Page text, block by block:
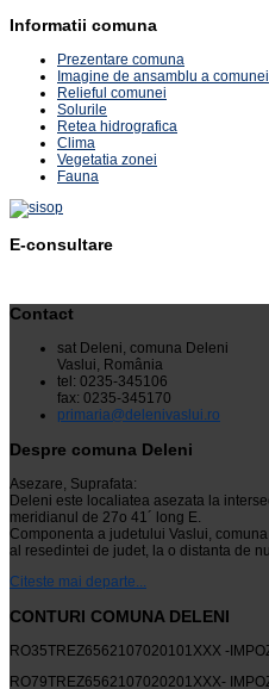
Informatii comuna
Prezentare comuna
Imagine de ansamblu a comunei
Relieful comunei
Solurile
Retea hidrografica
Clima
Vegetatia zonei
Fauna
E-consultare
Contact
sat Deleni, comuna Deleni
Vaslui, România
tel: 0235-345106
fax: 0235-345170
primaria@delenivaslui.ro
Despre comuna Deleni
Asezare, Suprafata:
Deleni este localiatea asezata la
meridianul de 27o 41´ long E.
Componenta a judetului Vaslui,
al resedintei de judet, la o distanta de
Citeste mai departe...
CONTURI COMUNA DELENI
RO35TREZ6562107020101XXX -
RO79TREZ6562107020201XXX-